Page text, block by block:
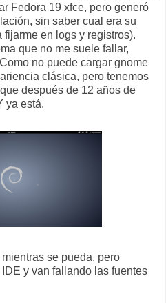
Fedora 19 xfce, pero generó
sin saber cual era su
en logs y registros).
que no me suele fallar,
no puede cargar gnome
clásica, pero tenemos
después de 12 años de
ya está.
se pueda, pero
y van fallando las fuentes